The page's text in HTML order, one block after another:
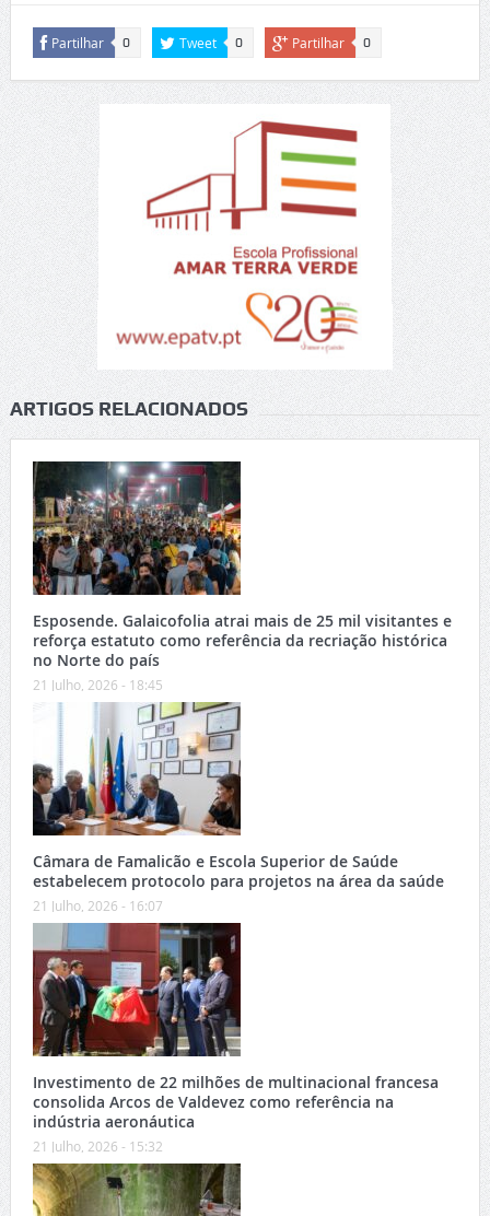
Partilhar 0 Tweet 0 Partilhar 0
ARTIGOS RELACIONADOS
Esposende. Galaicofolia atrai mais de 25 mil visitantes e
reforça estatuto como referência da recriação histórica
no Norte do país
21 Julho, 2026 - 18:45
Câmara de Famalicão e Escola Superior de Saúde
estabelecem protocolo para projetos na área da saúde
21 Julho, 2026 - 16:07
Investimento de 22 milhões de multinacional francesa
consolida Arcos de Valdevez como referência na
indústria aeronáutica
21 Julho, 2026 - 15:32